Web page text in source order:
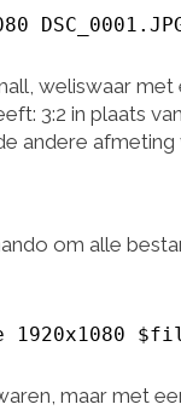
weliswaar
3:2 in plaats
andere
om alle
maar met